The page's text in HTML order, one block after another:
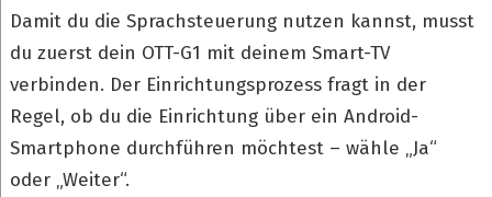
Damit du die Sprachsteuerung nutzen kannst, musst
du zuerst dein OTT-G1 mit deinem Smart-TV
verbinden. Der Einrichtungsprozess fragt in der
Regel, ob du die Einrichtung über ein Android-
Smartphone durchführen möchtest – wähle „Ja“
oder „Weiter“.